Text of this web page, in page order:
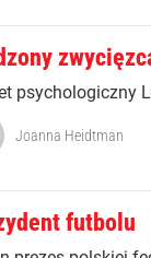
psychologiczny
Joanna Heidtman
futbolu